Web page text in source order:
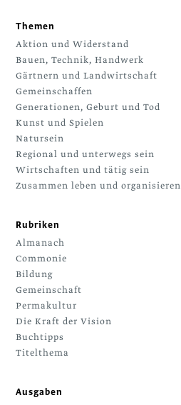
Themen
Aktion und Widerstand
Bauen, Technik, Handwerk
Gärtnern und Landwirtschaft
Gemeinschaffen
Generationen, Geburt und Tod
Kunst und Spielen
Natursein
Regional und unterwegs sein
Wirtschaften und tätig sein
Zusammen leben und organisieren
Rubriken
Almanach
Commonie
Bildung
Gemeinschaft
Permakultur
Die Kraft der Vision
Buchtipps
Titelthema
Ausgaben